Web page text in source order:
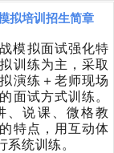
拟培训招生简章
模拟面试强化特
训练为主，采取
演练＋老师现场
面试方式训练。
、说课、微格教
特点，用互动体
统训练。